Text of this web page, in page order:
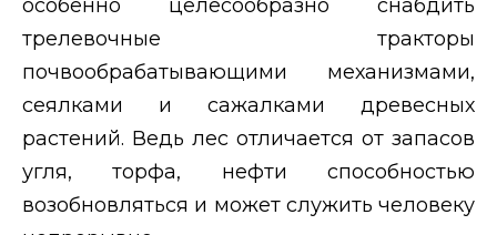
особенно целесообразно снабдить
трелевочные тракторы
почвообрабатывающими механизмами,
сеялками и сажалками древесных
растений. Ведь лес отличается от запасов
угля, торфа, нефти способностью
возобновляться и может служить человеку